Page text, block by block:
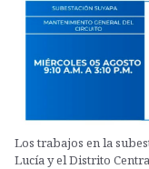
Los trabajos en la
Lucía y el Distrito